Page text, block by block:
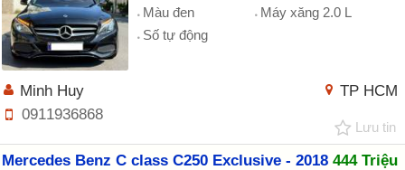
Màu đen
Máy xăng 2.0 L
Số tự động
TP HCM
Minh Huy
0911936868
Lưu tin
Mercedes Benz C class C250 Exclusive - 2018 444 Triệu